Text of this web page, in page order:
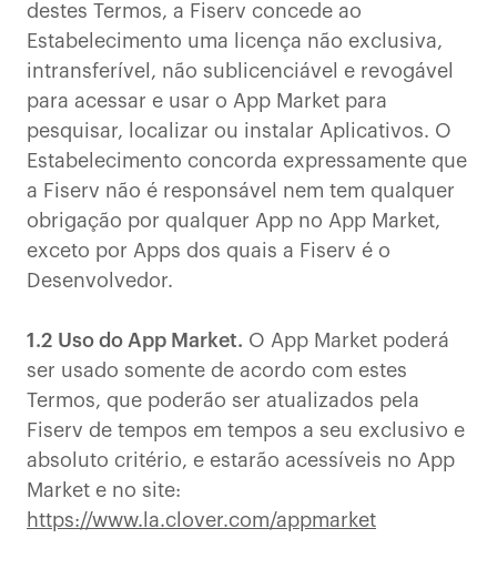
destes Termos, a Fiserv concede ao
Estabelecimento uma licença não exclusiva,
intransferível, não sublicenciável e revogável
para acessar e usar o App Market para
pesquisar, localizar ou instalar Aplicativos. O
Estabelecimento concorda expressamente que
a Fiserv não é responsável nem tem qualquer
obrigação por qualquer App no App Market,
exceto por Apps dos quais a Fiserv é o
Desenvolvedor.
1.2 Uso do App Market. O App Market poderá
ser usado somente de acordo com estes
Termos, que poderão ser atualizados pela
Fiserv de tempos em tempos a seu exclusivo e
absoluto critério, e estarão acessíveis no App
Market e no site:
https://www.la.clover.com/appmarket